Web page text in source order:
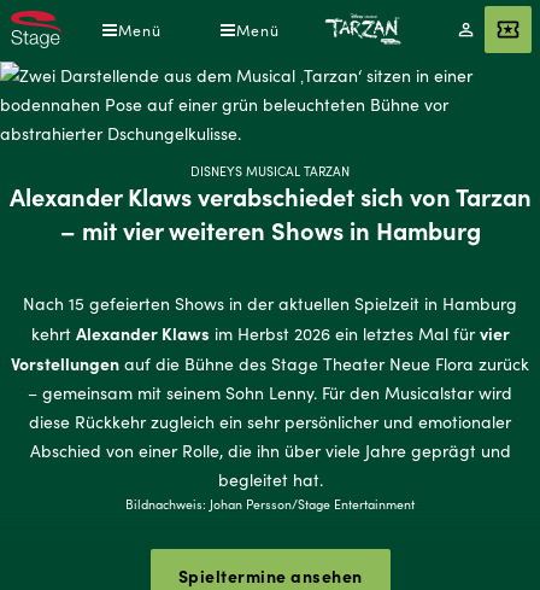
Direkt
zum
Inhalt
Menü Menü
Mein
Konto
Angebot
DISNEYS MUSICAL TARZAN
Alexander Klaws verabschiedet sich von Tarzan
– mit vier weiteren Shows in Hamburg
Nach 15 gefeierten Shows in der aktuellen Spielzeit in Hamburg
kehrt Alexander Klaws im Herbst 2026 ein letztes Mal fürvier
Vorstellungen auf die Bühne des Stage Theater Neue Flora zurück
– gemeinsam mit seinem Sohn Lenny. Für den Musicalstar wird
diese Rückkehr zugleich ein sehr persönlicher und emotionaler
Abschied von einer Rolle, die ihn über viele Jahre geprägt und
begleitet hat.
Bildnachweis: Johan Persson/Stage Entertainment
Spieltermine ansehen